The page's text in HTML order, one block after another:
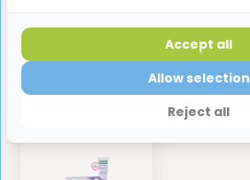
Reviews
Laatst bekeken producten
Reject all
Allow selection
Accept all